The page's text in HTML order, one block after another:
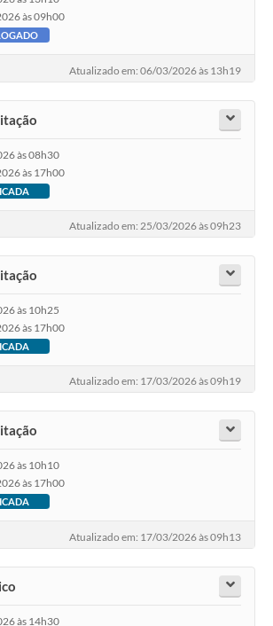
às 09h00
Atualizado em: 06/03/2026 às 13h19
às 08h30
às 17h00
Atualizado em: 25/03/2026 às 09h23
às 10h25
às 17h00
Atualizado em: 17/03/2026 às 09h19
às 10h10
às 17h00
Atualizado em: 17/03/2026 às 09h13
às 14h30